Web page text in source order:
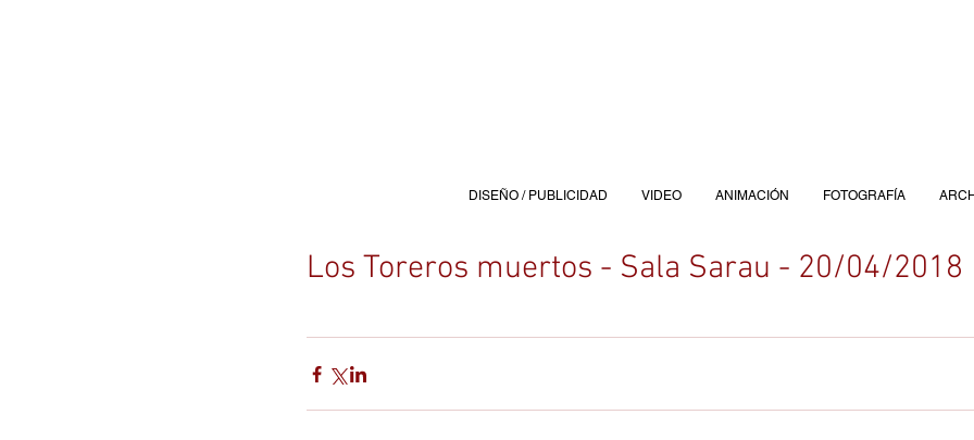
Los Toreros muertos - Sala Sarau - 20/04/2018
DISEÑO / PUBLICIDAD VIDEO ANIMACIÓN FOTOGRAFÍA